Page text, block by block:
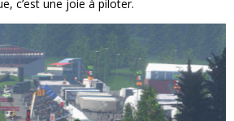
c’est une joie à piloter.